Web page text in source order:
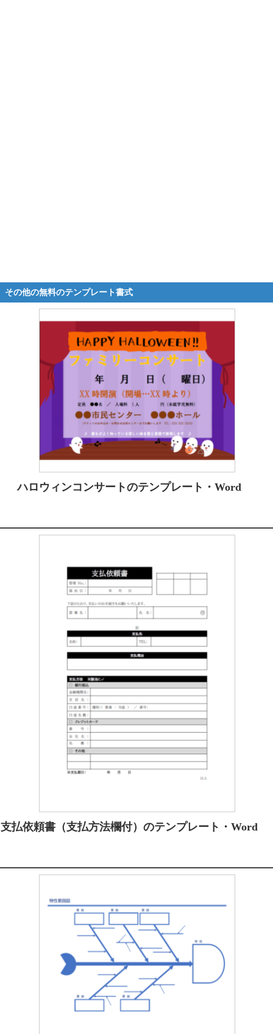
その他の無料のテンプレート書式
ハロウィンコンサートのテンプレート・Word
支払依頼書（支払方法欄付）のテンプレート・Word